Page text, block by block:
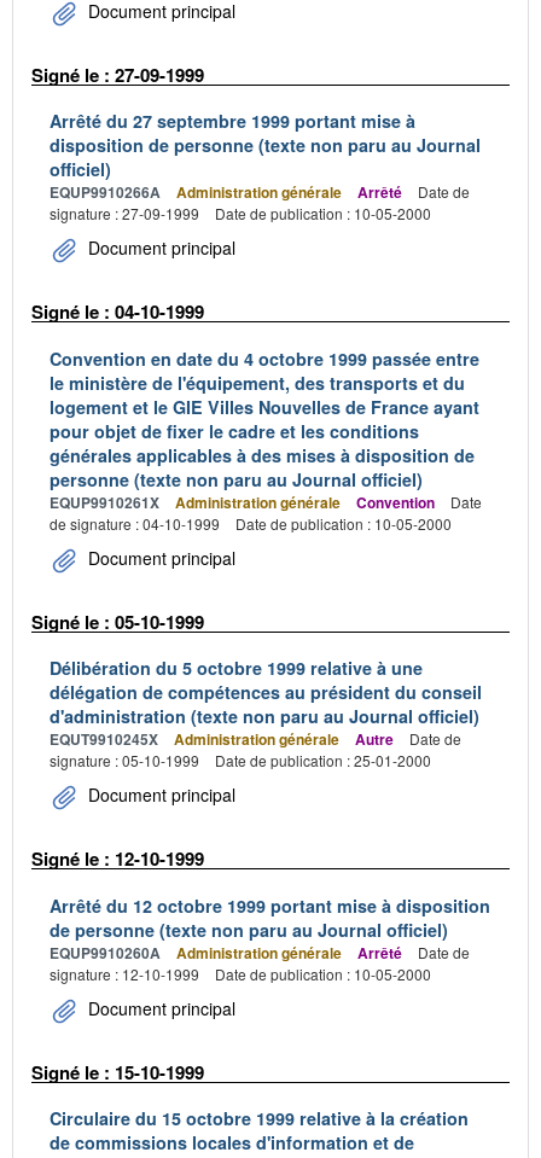
Document principal
Signé le : 27-09-1999
Arrêté du 27 septembre 1999 portant mise à
disposition de personne (texte non paru au Journal
officiel)
EQUP9910266A Administration générale Arrêté
Date de
signature : 27-09-1999
Date de publication : 10-05-2000
Document principal
Signé le : 04-10-1999
Convention en date du 4 octobre 1999 passée entre
le ministère de l'équipement, des transports et du
logement et le GIE Villes Nouvelles de France ayant
pour objet de fixer le cadre et les conditions
générales applicables à des mises à disposition de
personne (texte non paru au Journal officiel)
EQUP9910261X Administration générale Convention
Date
de signature : 04-10-1999
Date de publication : 10-05-2000
Document principal
Signé le : 05-10-1999
Délibération du 5 octobre 1999 relative à une
délégation de compétences au président du conseil
d'administration (texte non paru au Journal officiel)
EQUT9910245X Administration générale Autre
Date de
signature : 05-10-1999
Date de publication : 25-01-2000
Document principal
Signé le : 12-10-1999
Arrêté du 12 octobre 1999 portant mise à disposition
de personne (texte non paru au Journal officiel)
EQUP9910260A Administration générale Arrêté
Date de
signature : 12-10-1999
Date de publication : 10-05-2000
Document principal
Signé le : 15-10-1999
Circulaire du 15 octobre 1999 relative à la création
de commissions locales d'information et de